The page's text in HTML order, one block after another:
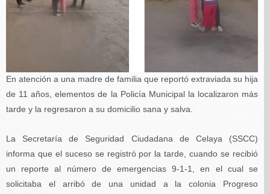
En atención a una madre de familia que reportó extraviada su hija
de 11 años, elementos de la Policía Municipal la localizaron más
tarde y la regresaron a su domicilio sana y salva.
La Secretaría de Seguridad Ciudadana de Celaya (SSCC)
informa que el suceso se registró por la tarde, cuando se recibió
un reporte al número de emergencias 9-1-1, en el cual se
solicitaba el arribó de una unidad a la colonia Progreso